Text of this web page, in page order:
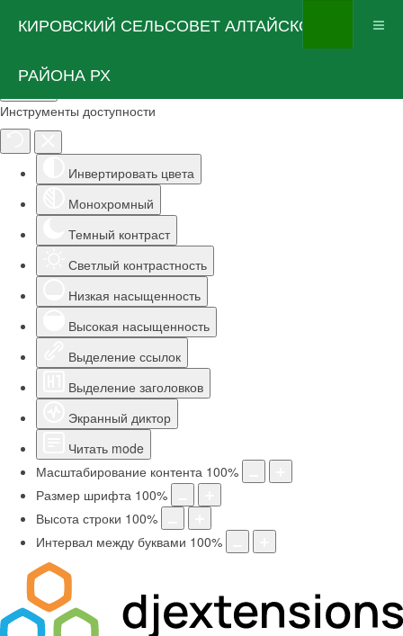
Инструменты доступности
Инвертировать цвета
Монохромный
Темный контраст
Светлый контрастность
Низкая насыщенность
Высокая насыщенность
Выделение ссылок
Выделение заголовков
Экранный диктор
Читать mode
Масштабирование контента 100%
Размер шрифта 100%
Высота строки 100%
Интервал между буквами 100%
КИРОВСКИЙ СЕЛЬСОВЕТ АЛТАЙСКОГО
РАЙОНА РХ